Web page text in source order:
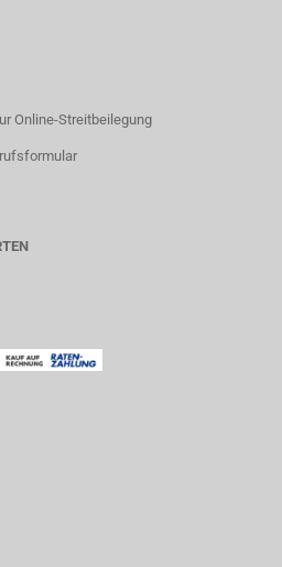
Online-Streitbeilegung